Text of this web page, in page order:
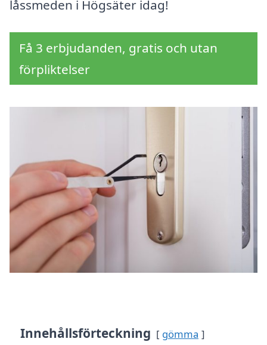
låssmeden i Högsäter idag!
Få 3 erbjudanden, gratis och utan
förpliktelser
Innehållsförteckning gömma